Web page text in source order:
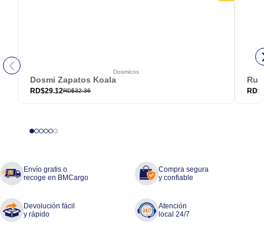
Dosmicos
Dosmi Zapatos Koala
RD$29.12RD$32.36 RD$
Envío gratis o
recoge en BMCargo
Compra segura
y confiable
Devolución fácil
y rápido
Atención
local 24/7